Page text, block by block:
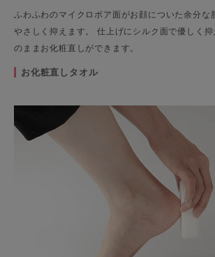
ふわふわのマイクロボア面がお顔についた余分な
やさしく抑えます。 仕上げにシルク面で優しく
のままお化粧直しができます。
お化粧直しタオル